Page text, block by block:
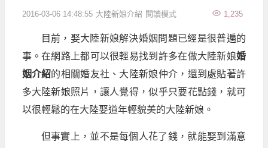
2016-03-06 14:48:55 大陸新娘介紹 1,235
閱讀模式
目前，娶大陸新娘解決婚姻問題已經是很普遍的
事。在網路上都可以很輕易找到許多在做大陸新娘婚
姻介紹的相關婚友社、大陸新娘仲介，還到處貼著許
多大陸新娘照片，讓人覺得，似乎只要花點錢，就可
以很輕鬆的在大陸娶道年輕貌美的大陸新娘。
但事實上，並不是每個人花了錢，就能娶到滿意